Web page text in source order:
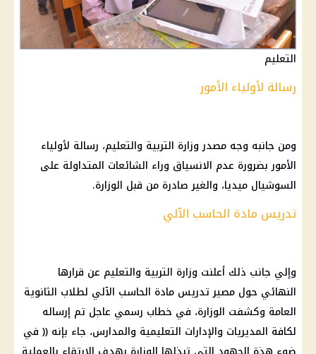
التعليم
رسالة لأولياء الأمور
ومن جانبه وجه مصدروزارة التربية والتعليم، رسالة لأولياء
الأمور بضرورة عدم الانسياق وراء الشائعات المتداولة على
السوشيال ميديا، والغير صادرة من قبل الوزارة.
تدريس مادة الحاسب الآلي
وإلي جانب ذلك أعلنت وزارة التربية والتعليم عن قرارها
النهائي حول مصير تدريس مادة الحاسب الآلي لطلاب الثانوية
العامة وكشفت الوزارة، في خطاب رسمي عاجل تم إرساله
لكافة المديريات والإدارات التعليمية والمدارس، جاء بإنه (( في